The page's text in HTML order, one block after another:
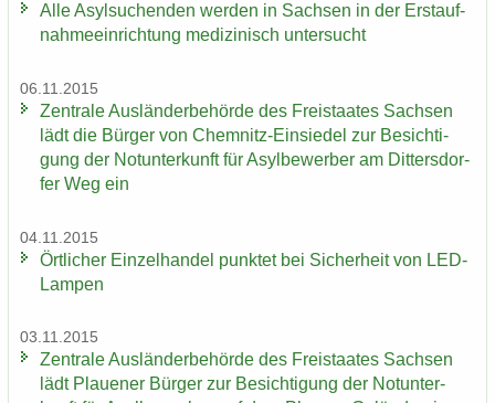
Alle Asyl­su­chen­den wer­den in Sach­sen in der Erst­auf­
nah­me­ein­rich­tung me­di­zi­nisch un­ter­sucht
06.11.2015
Zen­tra­le Aus­län­der­be­hör­de des Frei­staa­tes Sach­sen
lädt die Bür­ger von Chemnitz-​Einsiedel zur Be­sich­ti­
gung der Not­un­ter­kunft für Asyl­be­wer­ber am Dit­ters­dor­
fer Weg ein
04.11.2015
Ört­li­cher Ein­zel­han­del punk­tet bei Si­cher­heit von LED-​
Lampen
03.11.2015
Zen­tra­le Aus­län­der­be­hör­de des Frei­staa­tes Sach­sen
lädt Plaue­ner Bür­ger zur Be­sich­ti­gung der Not­un­ter­